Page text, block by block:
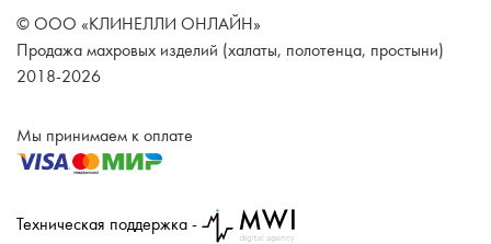
© ООО «КЛИНЕЛЛИ ОНЛАЙН»
Продажа махровых изделий (халаты, полотенца, простыни)
2018-2026
Мы принимаем к оплате
Техническая поддержка -